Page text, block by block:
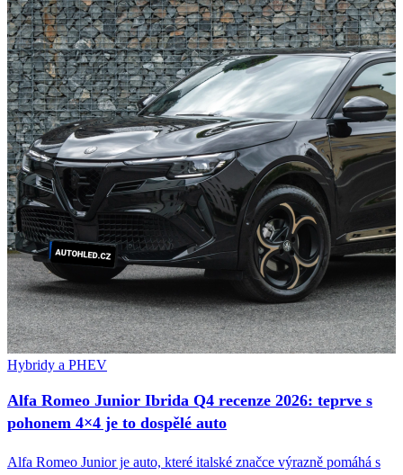
Hybridy a PHEV
Alfa Romeo Junior Ibrida Q4 recenze 2026: teprve s
pohonem 4×4 je to dospělé auto
Alfa Romeo Junior je auto, které italské značce výrazně pomáhá s